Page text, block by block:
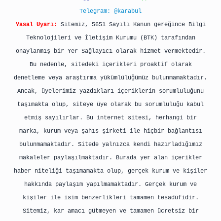
Telegram: @karabul
Yasal Uyarı:
Sitemiz, 5651 Sayılı Kanun gereğince Bilgi
Teknolojileri ve İletişim Kurumu (BTK) tarafından
onaylanmış bir Yer Sağlayıcı olarak hizmet vermektedir.
Bu nedenle, sitedeki içerikleri proaktif olarak
denetleme veya araştırma yükümlülüğümüz bulunmamaktadır.
Ancak, üyelerimiz yazdıkları içeriklerin sorumluluğunu
taşımakta olup, siteye üye olarak bu sorumluluğu kabul
etmiş sayılırlar. Bu internet sitesi, herhangi bir
marka, kurum veya şahıs şirketi ile hiçbir bağlantısı
bulunmamaktadır. Sitede yalnızca kendi hazırladığımız
makaleler paylaşılmaktadır. Burada yer alan içerikler
haber niteliği taşımamakta olup, gerçek kurum ve kişiler
hakkında paylaşım yapılmamaktadır. Gerçek kurum ve
kişiler ile isim benzerlikleri tamamen tesadüfidir.
Sitemiz, kar amacı gütmeyen ve tamamen ücretsiz bir